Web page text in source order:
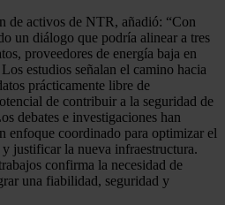
de activos de NTR, añadió: “Con
un diálogo que podría alinear a tres
proveedores de energía baja en
estudios señalan el camino hacia
prácticamente libre de
de contribuir a la seguridad de
debates e investigaciones han
enfoque coordinado para optimizar el
y justificar la nueva infraestructura.
confirma la necesidad de
una fiabilidad, seguridad y